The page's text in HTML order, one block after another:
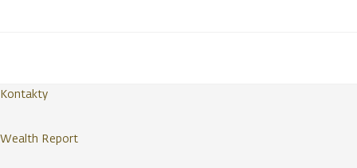
Kontakty
Wealth Report